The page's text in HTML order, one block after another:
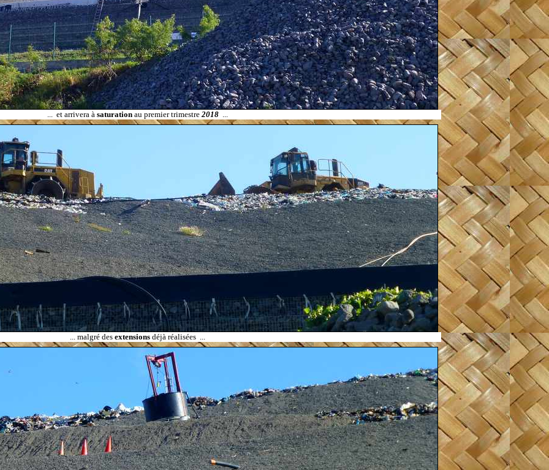
... et arrivera à saturationau premier trimestre 2018...
... malgré des extensionsdéjà réalisées ...